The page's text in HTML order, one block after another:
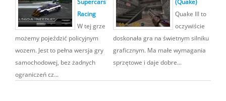
Racing
W tej grze
możemy pojeździć policyjnym
wozem. Jest to pełna wersja gry
samochodowej, bez żadnych
ograniczeń cz...
Quake III to
oczywiście
doskonała gra na świetnym silniku
graficznym. Ma małe wymagania
sprzętowe i daje dobre...